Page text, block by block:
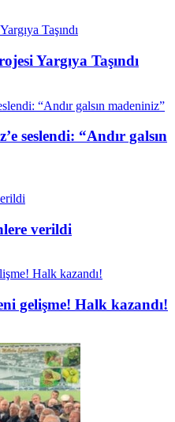
Yargıya Taşındı
seslendi: “Andır galsın
verildi
gelişme! Halk kazandı!